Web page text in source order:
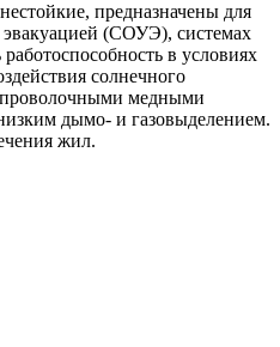
предназначены для
(СОУЭ), системах
в условиях
солнечного
медными
дымо- и газовыделением.
жил.